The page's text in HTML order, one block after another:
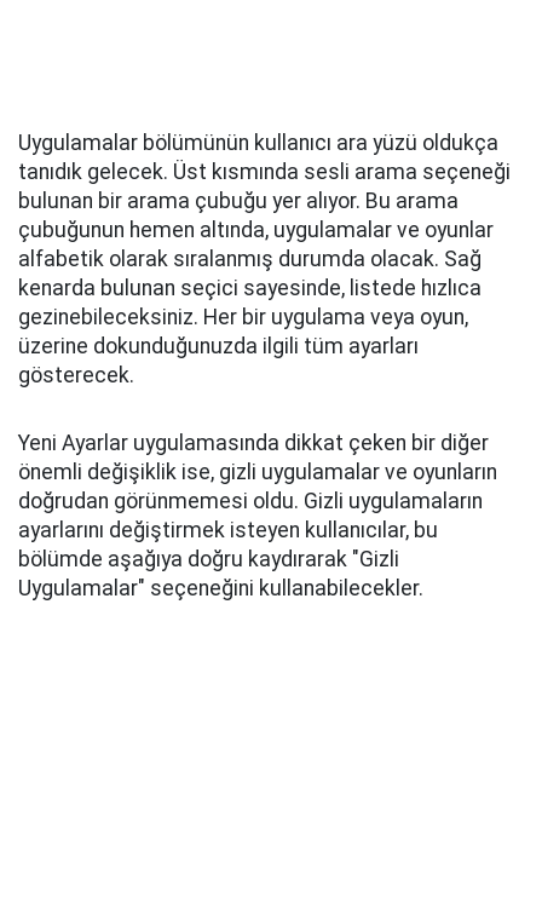
Uygulamalar bölümünün kullanıcı ara yüzü oldukça
tanıdık gelecek. Üst kısmında sesli arama seçeneği
bulunan bir arama çubuğu yer alıyor. Bu arama
çubuğunun hemen altında, uygulamalar ve oyunlar
alfabetik olarak sıralanmış durumda olacak. Sağ
kenarda bulunan seçici sayesinde, listede hızlıca
gezinebileceksiniz. Her bir uygulama veya oyun,
üzerine dokunduğunuzda ilgili tüm ayarları
gösterecek.
Yeni Ayarlar uygulamasında dikkat çeken bir diğer
önemli değişiklik ise, gizli uygulamalar ve oyunların
doğrudan görünmemesi oldu. Gizli uygulamaların
ayarlarını değiştirmek isteyen kullanıcılar, bu
bölümde aşağıya doğru kaydırarak "Gizli
Uygulamalar" seçeneğini kullanabilecekler.